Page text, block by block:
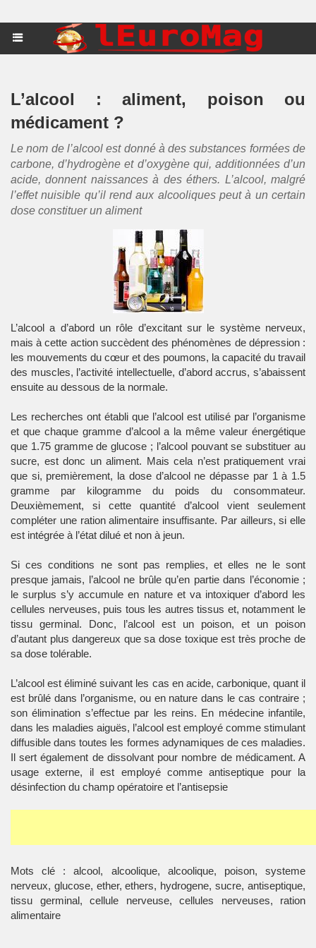
L’alcool : aliment, poison ou
médicament ?
Le nom de l’alcool est donné à des substances formées de
carbone, d’hydrogène et d’oxygène qui, additionnées d’un
acide, donnent naissances à des éthers. L’alcool, malgré
l’effet nuisible qu’il rend aux alcooliques peut à un certain
dose constituer un aliment
L’alcool a d’abord un rôle d’excitant sur le système nerveux,
mais à cette action succèdent des phénomènes de dépression :
les mouvements du cœur et des poumons, la capacité du travail
des muscles, l’activité intellectuelle, d’abord accrus, s’abaissent
ensuite au dessous de la normale.
Les recherches ont établi que l’alcool est utilisé par l’organisme
et que chaque gramme d’alcool a la même valeur énergétique
que 1.75 gramme de glucose ; l’alcool pouvant se substituer au
sucre, est donc un aliment. Mais cela n’est pratiquement vrai
que si, premièrement, la dose d’alcool ne dépasse par 1 à 1.5
gramme par kilogramme du poids du consommateur.
Deuxièmement, si cette quantité d’alcool vient seulement
compléter une ration alimentaire insuffisante. Par ailleurs, si elle
est intégrée à l’état dilué et non à jeun.
Si ces conditions ne sont pas remplies, et elles ne le sont
presque jamais, l’alcool ne brûle qu’en partie dans l’économie ;
le surplus s’y accumule en nature et va intoxiquer d’abord les
cellules nerveuses, puis tous les autres tissus et, notamment le
tissu germinal. Donc, l’alcool est un poison, et un poison
d’autant plus dangereux que sa dose toxique est très proche de
sa dose tolérable.
L’alcool est éliminé suivant les cas en acide, carbonique, quant il
est brûlé dans l’organisme, ou en nature dans le cas contraire ;
son élimination s’effectue par les reins. En médecine infantile,
dans les maladies aiguës, l’alcool est employé comme stimulant
diffusible dans toutes les formes adynamiques de ces maladies.
Il sert également de dissolvant pour nombre de médicament. A
usage externe, il est employé comme antiseptique pour la
désinfection du champ opératoire et l’antisepsie
Mots clé : alcool, alcoolique, alcoolique, poison, systeme
nerveux, glucose, ether, ethers, hydrogene, sucre, antiseptique,
tissu germinal, cellule nerveuse, cellules nerveuses, ration
alimentaire